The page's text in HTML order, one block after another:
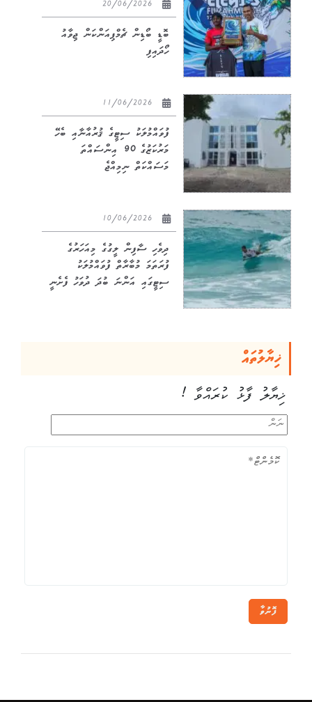
ބޮޑީ ބޯޑިން ޗެމްޕިއަންކަން ޖިވާއު
ހޯދައިފި
ފުވައްމުލަކު ސިޓީގެ ޤުރުއާނާއި ބެހޭ
މަރުކަޒުގެ 90 އިންސައްތަ
މަސައްކަތް ނިމިއްޖެ
ދިވެހި ސާފިން ލީގުގެ މިއަހަރުގެ
ފުރަތަމަ މުބާރާތް ފުވައްމުލަކު
ސިޓީގައި އަންނަ ބުދަ ދުވަހު ފެށެނީ
ޚިޔާލުތައް
ޚިޔާލު ފާޅު ކުރައްވާ !
ފޮނުވާ